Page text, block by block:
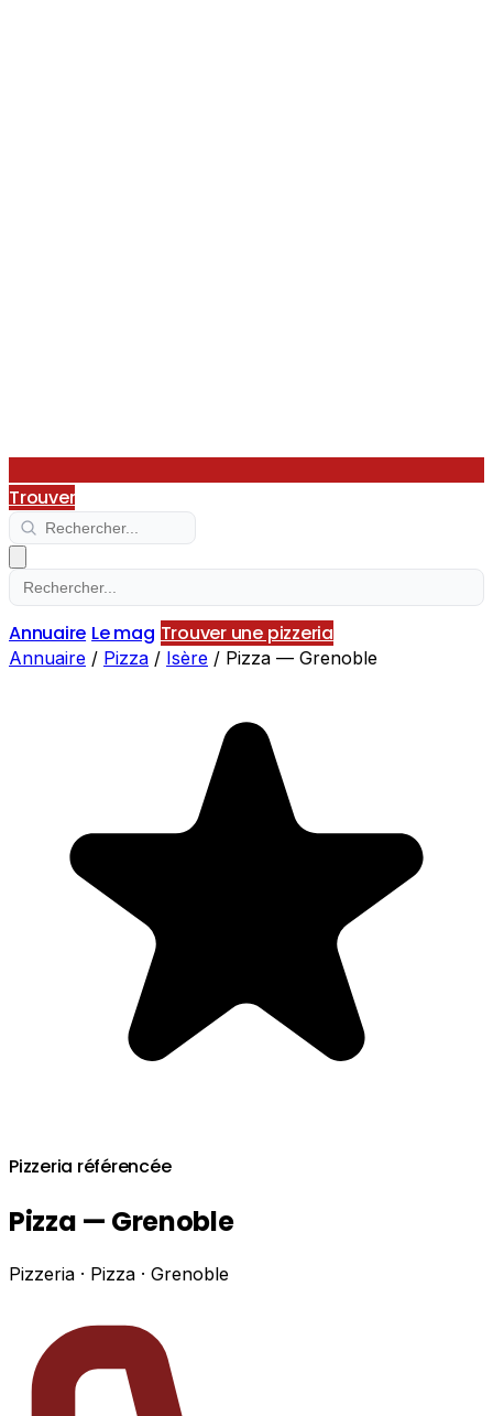
Trouver
Annuaire Le mag Trouver une pizzeria
Annuaire / Pizza / Isère / Pizza — Grenoble
Pizzeria référencée
Pizza — Grenoble
Pizzeria · Pizza · Grenoble